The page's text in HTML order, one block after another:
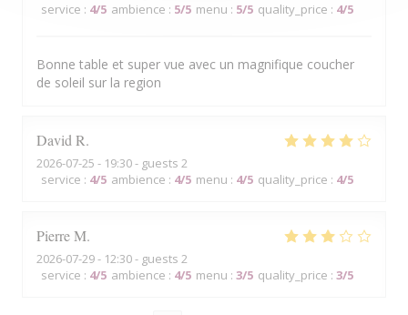
service : 4/5 ambience : 5/5 menu : 5/5 quality_price : 4/5
Bonne table et super vue avec un magnifique coucher
de soleil sur la region
David R
2026-07-25 - 19:30 - guests 2
service : 4/5 ambience : 4/5 menu : 4/5 quality_price : 4/5
PierreM
2026-07-29- 12:30 - guests 2
service : 4/5 ambience : 4/5 menu : 3/5 quality_price : 3/5